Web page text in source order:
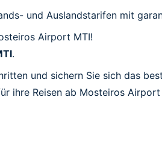
und Auslandstarifen mit
Airport MTI!
.
und sichern Sie sich das
ihre Reisen ab Mosteiros